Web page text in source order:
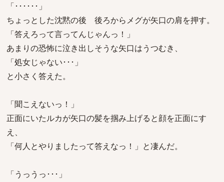
「･･････」
ちょっとした沈黙の後 後ろからメグが矢口の肩を押す。
「答えろって言ってんじゃんっ！」
あまりの恐怖に泣き出しそうな矢口はうつむき、
「処女じゃない･･･」
と小さく答えた。
「聞こえないっ！」
正面にいたルカが矢口の髪を掴み上げると顔を正面にす
え、
「何人とやりましたって答えなっ！」と凄んだ。
「うっうっ･･･」